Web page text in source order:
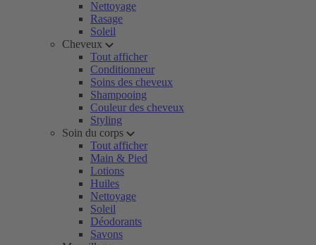
Nettoyage
Rasage
Soleil
Cheveux
Tout afficher
Conditionneur
Soins des cheveux
Shampooing
Couleur des cheveux
Styling
Soin du corps
Tout afficher
Main & Pied
Lotions
Huiles
Nettoyage
Soleil
Déodorants
Savons